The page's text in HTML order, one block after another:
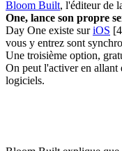
Bloom Built, l'éditeur de
One, lance son propre
Day One existe suriOS
vous y entrez sont
Une troisième option,
On peut l'activer en allant
logiciels.